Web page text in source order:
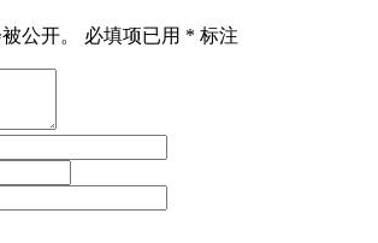
公开。 必填项已用 * 标注